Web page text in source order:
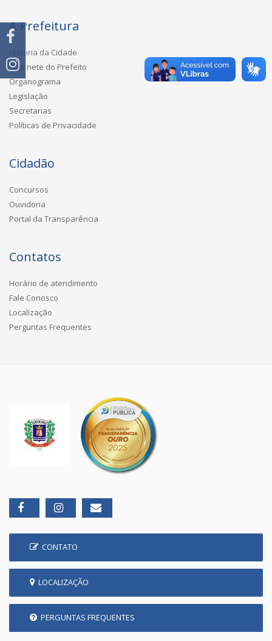
A Prefeitura
História da Cidade
Gabinete do Prefeito
Organograma
Legislação
Secretarias
Políticas de Privacidade
Cidadão
Concursos
Ouvidoria
Portal da Transparência
Contatos
Horário de atendimento
Fale Conosco
Localização
Perguntas Frequentes
CONTATO
LOCALIZAÇÃO
PERGUNTAS FREQUENTES